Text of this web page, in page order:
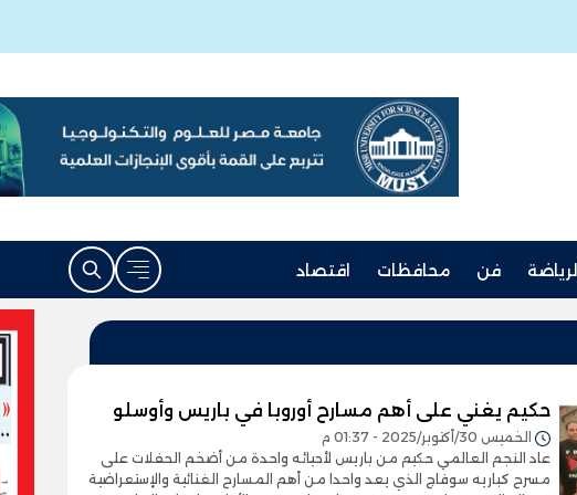
الرياضة فن محافظات اقتصاد
حكيم يغني على أهم مسارح أوروبا في باريس وأوسلو
الخميس 30/أكتوبر/2025 - 01:37 م
عاد النجم العالمي حكيم من باريس لأحيائه واحدة من أضخم الحفلات على
مسرح كباريه سوفاج الذي يعد واحدا من أهم المسارح الغنائية والإستعراضية